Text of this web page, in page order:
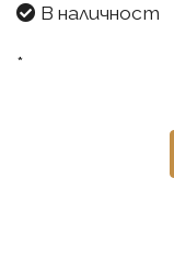
В наличност
*